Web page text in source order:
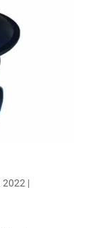
2022 |